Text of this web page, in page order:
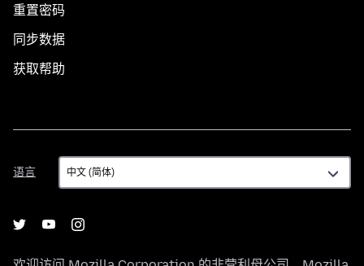
重置密码
同步数据
获取帮助
语言
语
言